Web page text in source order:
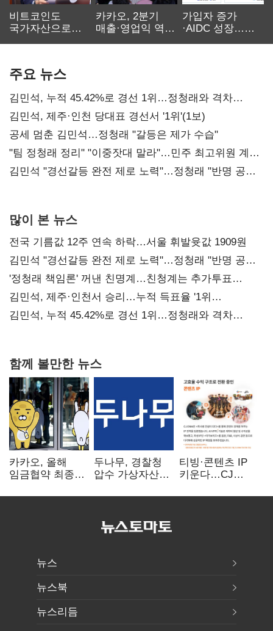
비트코인도
국가자산으로…'
카카오, 2분기
매출·영업익 역대
가입자 증가
·AIDC 성장…
주요 뉴스
김민석, 누적 45.42%로 경선 1위…정청래와 격차
0.86%p(2보)
김민석, 제주·인천 당대표 경선서 '1위'(1보)
공세 멈춘 김민석…정청래 "갈등은 제가 수습"
"팀 정청래 정리" "이중잣대 말라"…민주 최고위원 계파
다툼 격화
김민석 "경선갈등 완전 제로 노력"…정청래 "반명 공세
많이 본 뉴스
전국 기름값 12주 연속 하락…서울 휘발윳값 1909원
김민석 "경선갈등 완전 제로 노력"…정청래 "반명 공세
사과부터"
'정청래 책임론' 꺼낸 친명계…친청계는 추가투표
때리기
김민석, 제주·인천서 승리…누적 득표율 '1위
탈환'(종합)
김민석, 누적 45.42%로 경선 1위…정청래와 격차
함께 볼만한 뉴스
카카오, 올해
임금협약 최종
인상·격려금
두나무, 경찰청
압수 가상자산
커스터디 사업
티빙·콘텐츠 IP
키운다…CJ
글로벌 확장 가속
뉴스
뉴스북
뉴스리듬